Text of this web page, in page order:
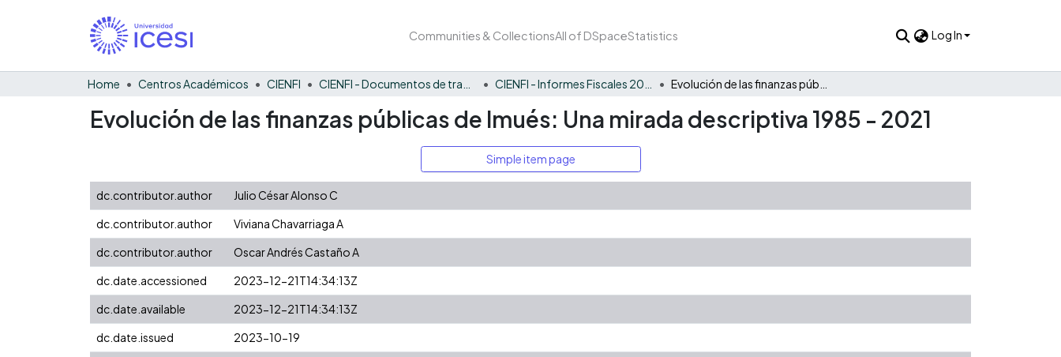
Communities & CollectionsAll of DSpaceStatistics Log In
Home Centros Académicos CIENFI
Evolución de las finanzas públicas de Imués: Una mirada descriptiva 1985 - 2021
Simple item page
dc.contributor.author
Julio César Alonso C
dc.contributor.author
Viviana Chavarriaga A
dc.contributor.author
Oscar Andrés Castaño A
dc.date.accessioned
2023-12-21T14:34:13Z
dc.date.available
2023-12-21T14:34:13Z
dc.date.issued
2023-10-19